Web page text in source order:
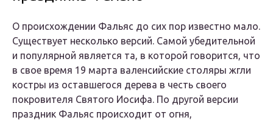
О происхождении Фальяс до сих пор известно мало.
Существует несколько версий. Самой убедительной
и популярной является та, в которой говорится, что
в свое время 19 марта валенсийские столяры жгли
костры из оставшегося дерева в честь своего
покровителя Святого Иосифа. По другой версии
праздник Фальяс происходит от огня,